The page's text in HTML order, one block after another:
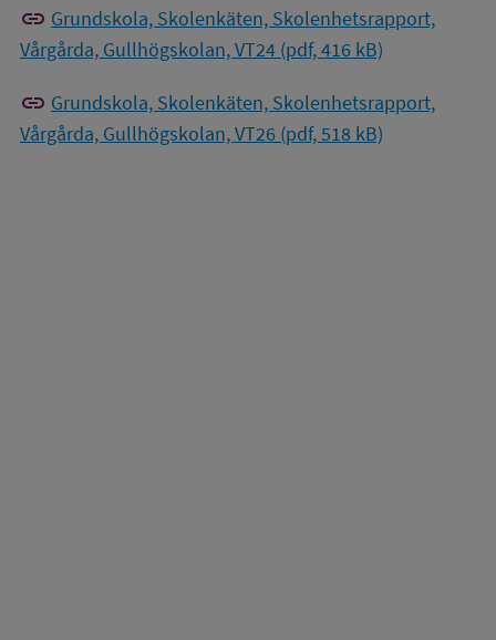
link Grundskola, Skolenkäten, Skolenhetsrapport,
Vårgårda, Gullhögskolan, VT24 (pdf, 416 kB)
link Grundskola, Skolenkäten, Skolenhetsrapport,
Vårgårda, Gullhögskolan, VT26 (pdf, 518 kB)